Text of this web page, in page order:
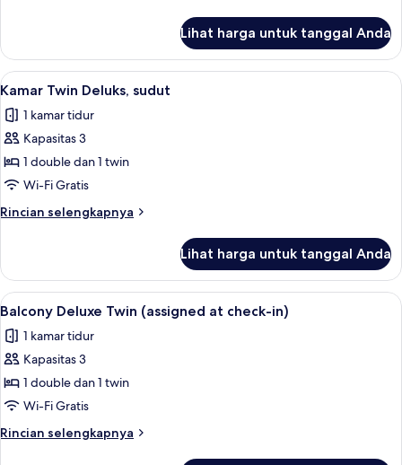
Balcony
Hollywood
Double
Lihat harga untuk tanggal Anda
Lihat
semua
foto
untuk
Kamar
Twin
Deluks,
sudut
Kamar Twin Deluks, sudut |
5
Kamar Twin Deluks, sudut
1 kamar tidur
Kapasitas 3
1 double dan 1 twin
Wi-Fi Gratis
Rincian selengkapnya
Rincian
Kamar
Twin
Deluks,
Lihat harga untuk tanggal Anda
Lihat
semua
foto
untuk
Balcony
Deluxe
Twin
(assigned
Balcony Deluxe Twin (assigned at
9
Balcony Deluxe Twin (assigned at check-in)
1 kamar tidur
Kapasitas 3
1 double dan 1 twin
Wi-Fi Gratis
Rincian selengkapnya
Rincian